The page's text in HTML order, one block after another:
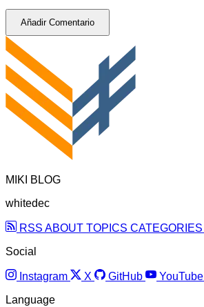
Añadir Comentario
MIKI BLOG
whitedec
RSS ABOUT TOPICS CATEGORIES
Social
Instagram X GitHub YouTube
Language